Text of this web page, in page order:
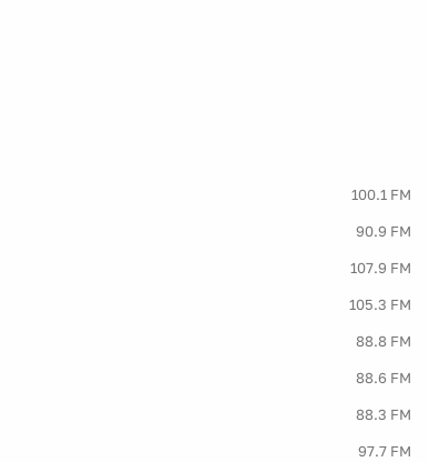
100.1 FM
90.9 FM
107.9 FM
105.3 FM
88.8 FM
88.6 FM
88.3 FM
97.7 FM